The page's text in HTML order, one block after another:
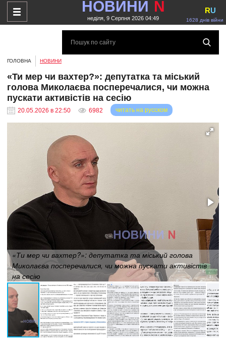
НОВИНИ N
неділя, 9 Серпня 2026 04:49 1628 днів війни
RU
ГОЛОВНА НОВИНИ
«Ти мер чи вахтер?»: депутатка та міський
голова Миколаєва посперечалися, чи можна
пускати активістів на сесію
20.05.2026 в 22:50 6982 читать на русском
«Ти мер чи вахтер?»: депутатка та міський голова
Миколаєва посперечалися, чи можна пускати активістів
на сесію